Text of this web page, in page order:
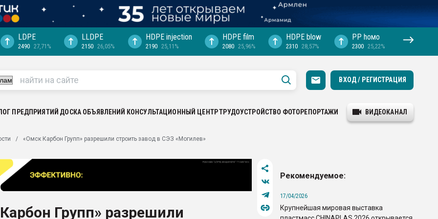
выходит на
рынке
LDPE
2490 27,71%
LLDPE
2150 26,05%
HDPE injection
2190 25,11%
HDPE film
2080 25,96%
HDPE blow
2310 28,57%
PP hомо
2300 25,22%
ВХОД / РЕГИСТРАЦИЯ
ПРЕДПРИЯТИЙ ДОСКА ОБЪЯВЛЕНИЙ КОНСУЛЬТАЦИОННЫЙ ЦЕНТРТРУДОУСТРОЙСТВО ФОТОРЕПОРТАЖИ ВИДЕОКАНАЛ
«Омск Карбон Групп» разрешили строить завод в СЭЗ «Могилев»
Групп» разрешили
Рекомендуемое:
17/04/2026
Крупнейшая мировая выставка